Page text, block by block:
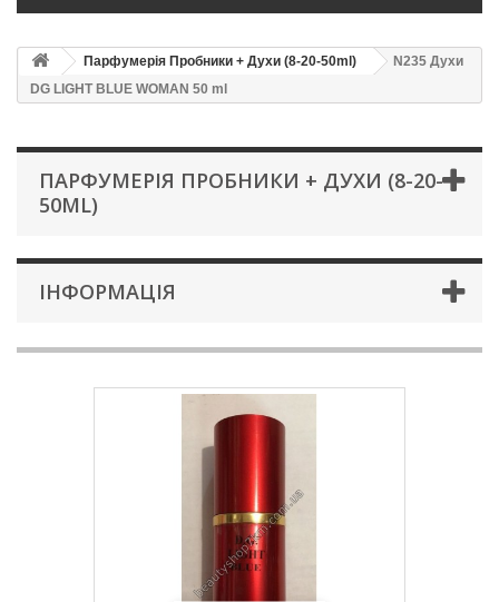
Парфумерія Пробники + Духи (8-20-50ml)
N235 Духи
DG LIGHT BLUE WOMAN 50 ml
ПАРФУМЕРІЯ ПРОБНИКИ + ДУХИ (8-20-
50ML)
ІНФОРМАЦІЯ